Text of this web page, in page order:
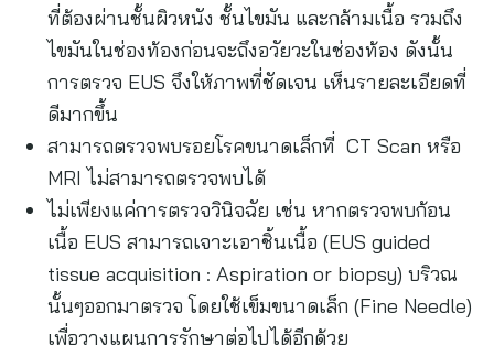
ที่ต้องผ่านชั้นผิวหนัง ชั้นไขมัน และกล้ามเนื้อ รวมถึง
ไขมันในช่องท้องก่อนจะถึงอวัยวะในช่องท้อง ดังนั้น
การตรวจ EUS จึงให้ภาพที่ชัดเจน เห็นรายละเอียดที่
ดีมากขึ้น
สามารถตรวจพบรอยโรคขนาดเล็กที่ CT Scan หรือ
MRI ไม่สามารถตรวจพบได้
ไม่เพียงแค่การตรวจวินิจฉัย เช่น หากตรวจพบก้อน
เนื้อ EUS สามารถเจาะเอาชิ้นเนื้อ (EUS guided
tissue acquisition : Aspiration or biopsy) บริวณ
นั้นๆออกมาตรวจ โดยใช้เข็มขนาดเล็ก (Fine Needle)
เพื่อวางแผนการรักษาต่อไปได้อีกด้วย